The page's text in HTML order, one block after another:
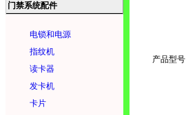
门禁系统配件
电锁和电源
指纹机
读卡器
发卡机
卡片
产品型号